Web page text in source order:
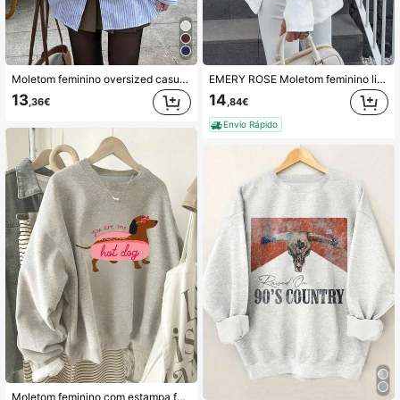
Moletom feminino oversized casual de manga comprida com gola redonda e estampa de urso da Califórnia para a primavera.
13 ,36€
Moletom feminino com estampa fofa de dachshund estilo Y2K, gola redonda, manga longa, tecido fleece de alta qualidade, outono/inverno 2025, branco.
EMERY ROSE Moletom feminino listrado com ombros caídos, mangas compridas, modelagem solta, gola redonda e fenda na barra.
14 ,84€
Envio Rápido